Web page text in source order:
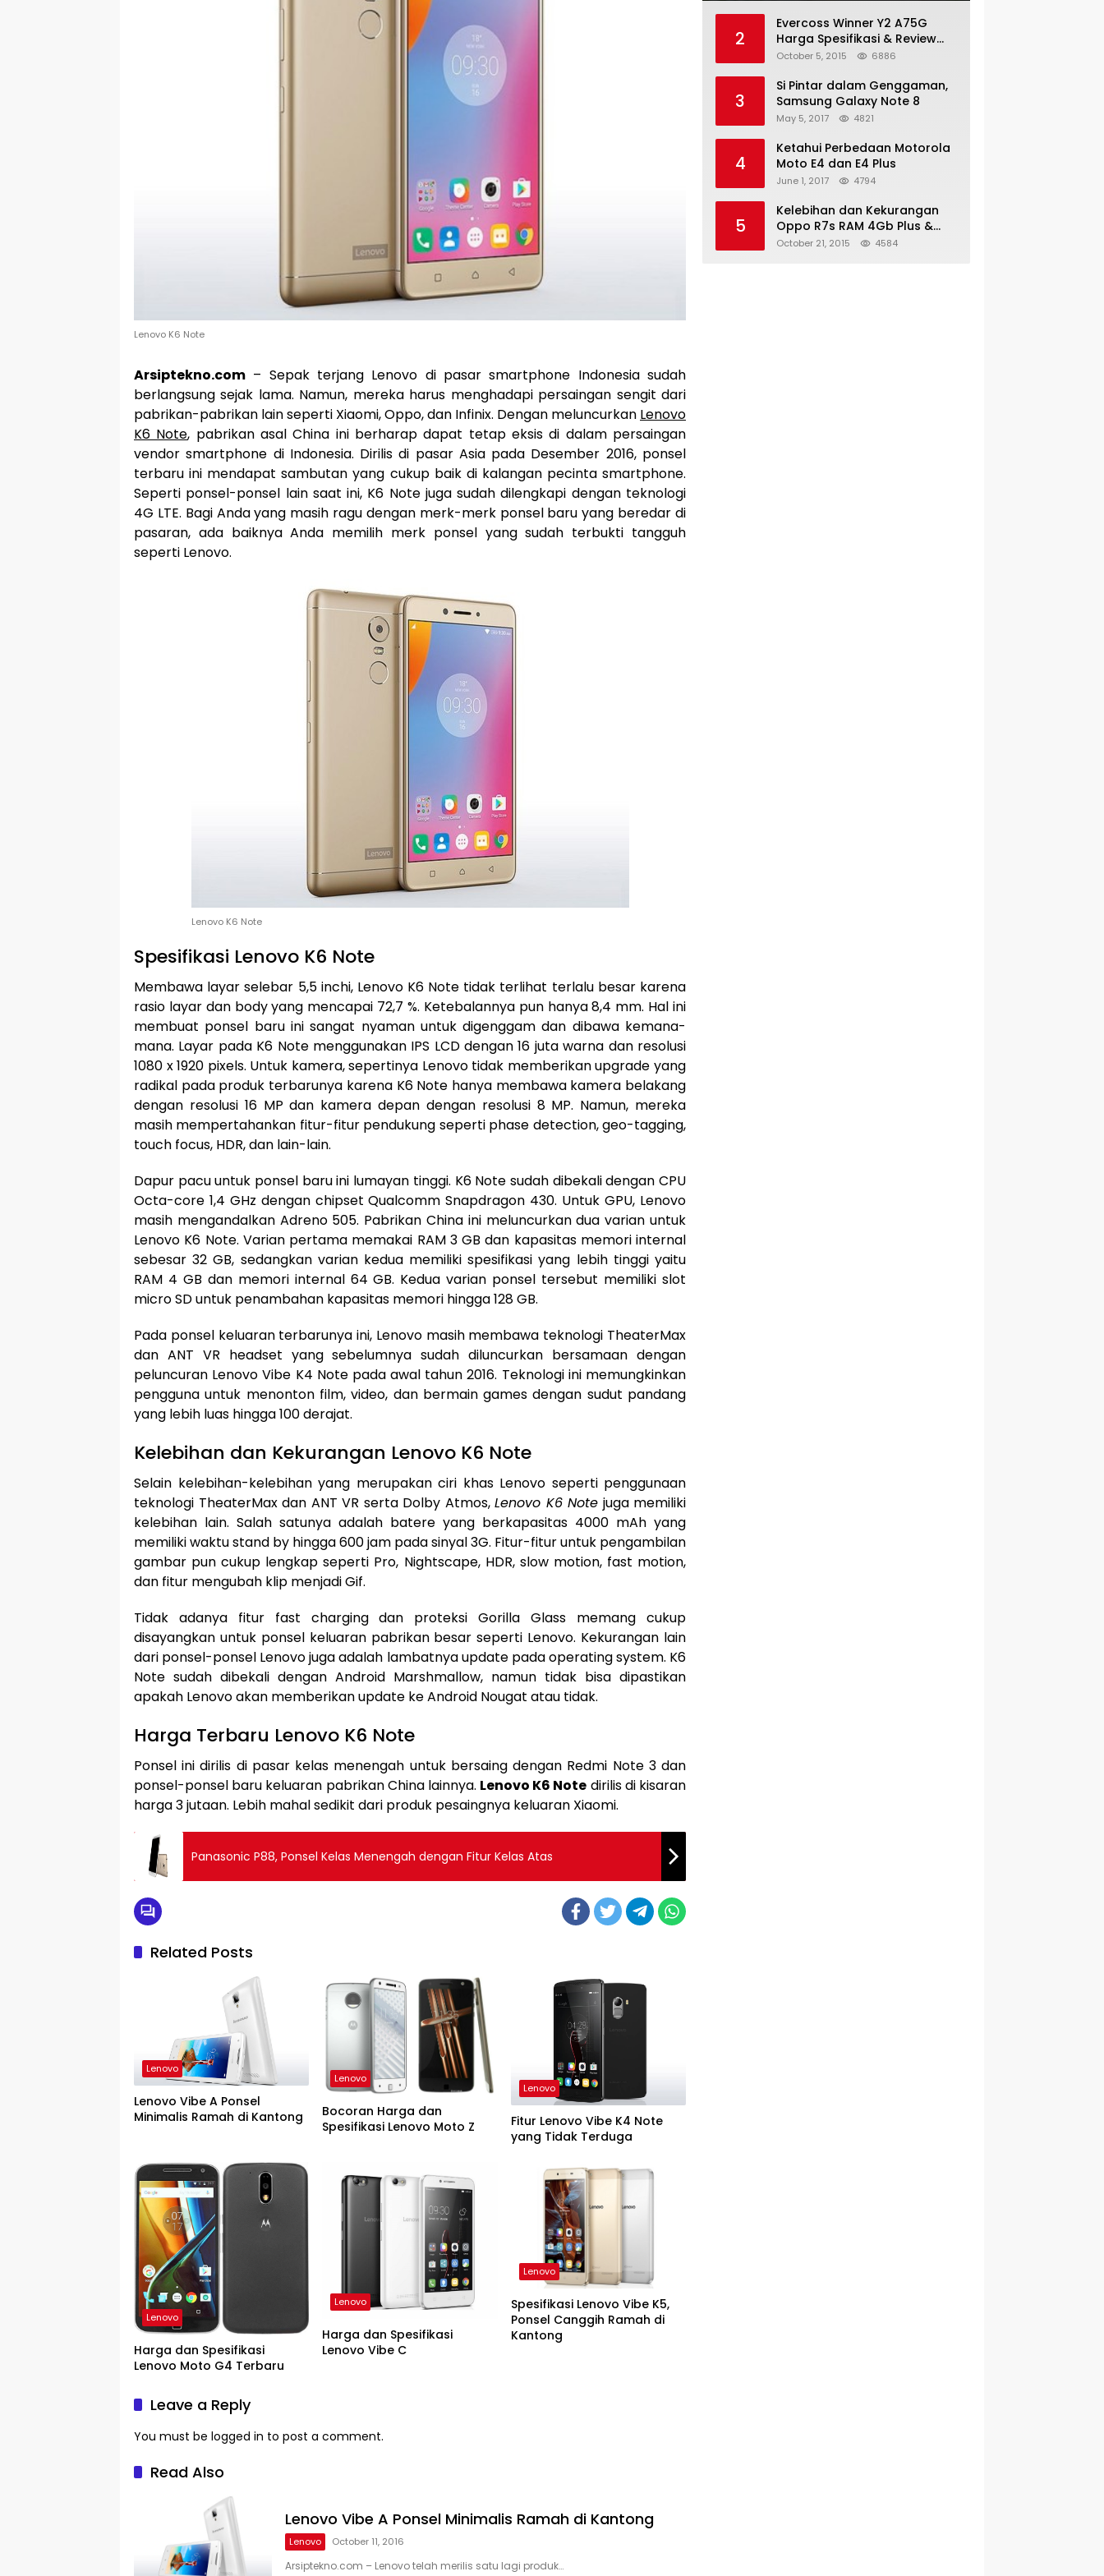
Lenovo K6 Note
Arsiptekno.com – Sepak terjang Lenovo di pasar smartphone Indonesia sudah
berlangsung sejak lama. Namun, mereka harus menghadapi persaingan sengit dari
pabrikan-pabrikan lain seperti Xiaomi, Oppo, dan Infinix. Dengan meluncurkan Lenovo
K6 Note, pabrikan asal China ini berharap dapat tetap eksis di dalam persaingan
vendor smartphone di Indonesia. Dirilis di pasar Asia pada Desember 2016, ponsel
terbaru ini mendapat sambutan yang cukup baik di kalangan pecinta smartphone.
Seperti ponsel-ponsel lain saat ini, K6 Note juga sudah dilengkapi dengan teknologi
4G LTE. Bagi Anda yang masih ragu dengan merk-merk ponsel baru yang beredar di
pasaran, ada baiknya Anda memilih merk ponsel yang sudah terbukti tangguh
seperti Lenovo.
Lenovo K6 Note
Spesifikasi Lenovo K6 Note
Membawa layar selebar 5,5 inchi, Lenovo K6 Note tidak terlihat terlalu besar karena
rasio layar dan body yang mencapai 72,7 %. Ketebalannya pun hanya 8,4 mm. Hal ini
membuat ponsel baru ini sangat nyaman untuk digenggam dan dibawa kemana-
mana. Layar pada K6 Note menggunakan IPS LCD dengan 16 juta warna dan resolusi
1080 x 1920 pixels. Untuk kamera, sepertinya Lenovo tidak memberikan upgrade yang
radikal pada produk terbarunya karena K6 Note hanya membawa kamera belakang
dengan resolusi 16 MP dan kamera depan dengan resolusi 8 MP. Namun, mereka
masih mempertahankan fitur-fitur pendukung seperti phase detection, geo-tagging,
touch focus, HDR, dan lain-lain.
Dapur pacu untuk ponsel baru ini lumayan tinggi. K6 Note sudah dibekali dengan CPU
Octa-core 1,4 GHz dengan chipset Qualcomm Snapdragon 430. Untuk GPU, Lenovo
masih mengandalkan Adreno 505. Pabrikan China ini meluncurkan dua varian untuk
Lenovo K6 Note. Varian pertama memakai RAM 3 GB dan kapasitas memori internal
sebesar 32 GB, sedangkan varian kedua memiliki spesifikasi yang lebih tinggi yaitu
RAM 4 GB dan memori internal 64 GB. Kedua varian ponsel tersebut memiliki slot
micro SD untuk penambahan kapasitas memori hingga 128 GB.
Pada ponsel keluaran terbarunya ini, Lenovo masih membawa teknologi TheaterMax
dan ANT VR headset yang sebelumnya sudah diluncurkan bersamaan dengan
peluncuran Lenovo Vibe K4 Note pada awal tahun 2016. Teknologi ini memungkinkan
pengguna untuk menonton film, video, dan bermain games dengan sudut pandang
yang lebih luas hingga 100 derajat.
Kelebihan dan Kekurangan Lenovo K6 Note
Selain kelebihan-kelebihan yang merupakan ciri khas Lenovo seperti penggunaan
teknologi TheaterMax dan ANT VR serta Dolby Atmos, Lenovo K6 Note juga memiliki
kelebihan lain. Salah satunya adalah batere yang berkapasitas 4000 mAh yang
memiliki waktu stand by hingga 600 jam pada sinyal 3G. Fitur-fitur untuk pengambilan
gambar pun cukup lengkap seperti Pro, Nightscape, HDR, slow motion, fast motion,
dan fitur mengubah klip menjadi Gif.
Tidak adanya fitur fast charging dan proteksi Gorilla Glass memang cukup
disayangkan untuk ponsel keluaran pabrikan besar seperti Lenovo. Kekurangan lain
dari ponsel-ponsel Lenovo juga adalah lambatnya update pada operating system. K6
Note sudah dibekali dengan Android Marshmallow, namun tidak bisa dipastikan
apakah Lenovo akan memberikan update ke Android Nougat atau tidak.
Harga Terbaru Lenovo K6 Note
Ponsel ini dirilis di pasar kelas menengah untuk bersaing dengan Redmi Note 3 dan
ponsel-ponsel baru keluaran pabrikan China lainnya. Lenovo K6 Note dirilis di kisaran
harga 3 jutaan. Lebih mahal sedikit dari produk pesaingnya keluaran Xiaomi.
Panasonic P88, Ponsel Kelas Menengah dengan Fitur Kelas Atas
Related Posts
Lenovo
Lenovo Vibe A Ponsel
Minimalis Ramah di Kantong
Lenovo
Bocoran Harga dan
Spesifikasi Lenovo Moto Z
Lenovo
Fitur Lenovo Vibe K4 Note
yang Tidak Terduga
Lenovo
Harga dan Spesifikasi
Lenovo Moto G4 Terbaru
Lenovo
Harga dan Spesifikasi
Lenovo Vibe C
Lenovo
Spesifikasi Lenovo Vibe K5,
Ponsel Canggih Ramah di
Kantong
Leave a Reply
You must be logged in to post a comment.
Read Also
Lenovo Vibe A Ponsel Minimalis Ramah di Kantong
Lenovo October 11, 2016
Arsiptekno.com – Lenovo telah merilis satu lagi produk…
2
Evercoss Winner Y2 A75G
Harga Spesifikasi & Review
Lengkap
October 5, 2015 6886
3
Si Pintar dalam Genggaman,
Samsung Galaxy Note 8
May 5, 2017 4821
4
Ketahui Perbedaan Motorola
Moto E4 dan E4 Plus
June 1, 2017 4794
5
Kelebihan dan Kekurangan
Oppo R7s RAM 4Gb Plus &
Minus
October 21, 2015 4584